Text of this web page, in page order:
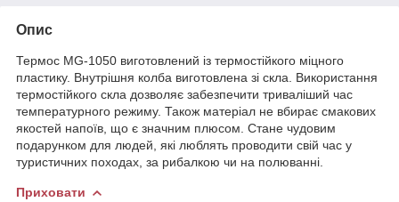
Опис
Термос MG-1050 виготовлений із термостійкого міцного
пластику. Внутрішня колба виготовлена ​​зі скла. Використання
термостійкого скла дозволяє забезпечити триваліший час
температурного режиму. Також матеріал не вбирає смакових
якостей напоїв, що є значним плюсом. Стане чудовим
подарунком для людей, які люблять проводити свій час у
туристичних походах, за рибалкою чи на полюванні.
Приховати